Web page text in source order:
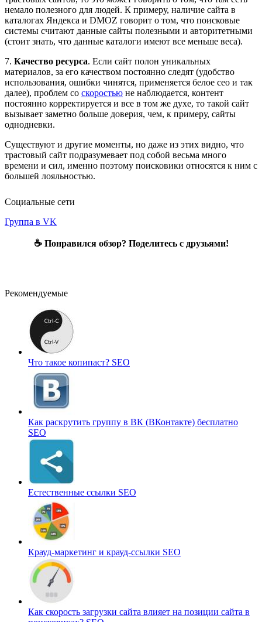
немало полезного для людей. К примеру, наличие сайта в
каталогах Яндекса и DMOZ говорит о том, что поисковые
системы считают данные сайты полезными и авторитетными
(стоит знать, что данные каталоги имеют все меньше веса).
7. Качество ресурса. Если сайт полон уникальных
материалов, за его качеством постоянно следят (удобство
использования, ошибки чинятся, применяется белое сео и так
далее), проблем со скоростью не наблюдается, контент
постоянно корректируется и все в том же духе, то такой сайт
вызывает заметно больше доверия, чем, к примеру, сайты
однодневки.
Существуют и другие моменты, но даже из этих видно, что
трастовый сайт подразумевает под собой весьма много
времени и сил, именно поэтому поисковики относятся к ним с
большей лояльностью.
Социальные сети
Группа в VK
☕ Понравился обзор? Поделитесь с друзьями!
Рекомендуемые
Что такое копипаст? SEO
Как раскрутить группу в ВК (ВКонтакте) бесплатно
SEO
Естественные ссылки SEO
Крауд-маркетинг и крауд-ссылки SEO
Как скорость загрузки сайта влияет на позиции сайта в